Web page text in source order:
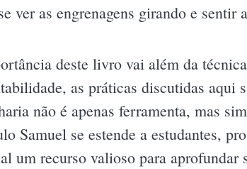
ver as engrenagens girando e
deste livro vai além da
as práticas discutidas aqui
não é apenas ferramenta, mas
Samuel se estende a estudantes,
um recurso valioso para